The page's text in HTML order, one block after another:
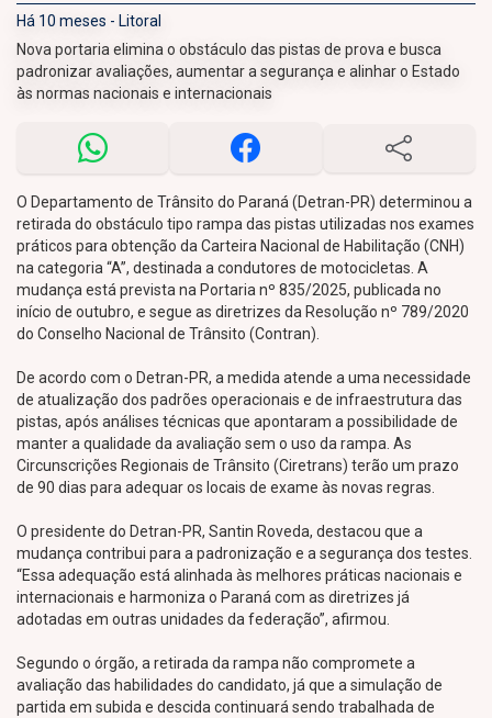
Há 10 meses - Litoral
Nova portaria elimina o obstáculo das pistas de prova e busca
padronizar avaliações, aumentar a segurança e alinhar o Estado
às normas nacionais e internacionais
O Departamento de Trânsito do Paraná (Detran-PR) determinou a
retirada do obstáculo tipo rampa das pistas utilizadas nos exames
práticos para obtenção da Carteira Nacional de Habilitação (CNH)
na categoria “A”, destinada a condutores de motocicletas. A
mudança está prevista na Portaria nº 835/2025, publicada no
início de outubro, e segue as diretrizes da Resolução nº 789/2020
do Conselho Nacional de Trânsito (Contran).
De acordo com o Detran-PR, a medida atende a uma necessidade
de atualização dos padrões operacionais e de infraestrutura das
pistas, após análises técnicas que apontaram a possibilidade de
manter a qualidade da avaliação sem o uso da rampa. As
Circunscrições Regionais de Trânsito (Ciretrans) terão um prazo
de 90 dias para adequar os locais de exame às novas regras.
O presidente do Detran-PR, Santin Roveda, destacou que a
mudança contribui para a padronização e a segurança dos testes.
“Essa adequação está alinhada às melhores práticas nacionais e
internacionais e harmoniza o Paraná com as diretrizes já
adotadas em outras unidades da federação”, afirmou.
Segundo o órgão, a retirada da rampa não compromete a
avaliação das habilidades do candidato, já que a simulação de
partida em subida e descida continuará sendo trabalhada de